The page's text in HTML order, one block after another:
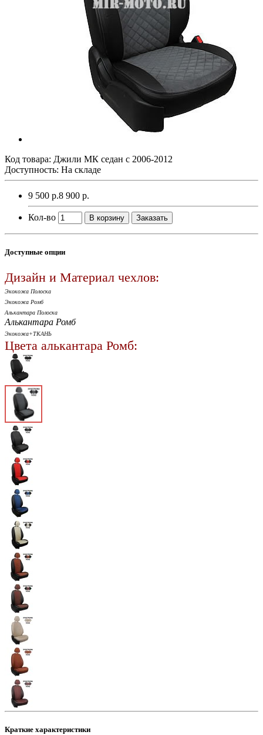
Код товара: Джили МК седан с 2006-2012
Доступность: На складе
9 500 р.8 900 р.
Кол-во В корзину Заказать
Доступные опции
Дизайн и Материал чехлов:
Экокожа Полоска
Экокожа Ромб
Алькантара Полоска
Алькантара Ромб
Экокожа+ТКАНЬ
Цвета алькантара Ромб:
Краткие характеристики